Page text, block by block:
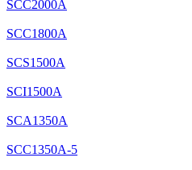
SCC2000A
SCC1800A
SCS1500A
SCI1500A
SCA1350A
SCC1350A-5